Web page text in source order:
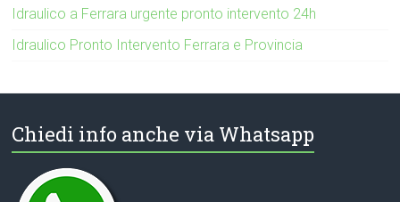
Idraulico a Ferrara urgente pronto intervento 24h
Idraulico Pronto Intervento Ferrara e Provincia
Chiedi info anche via Whatsapp